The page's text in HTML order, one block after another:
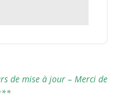
de mise à jour – Merci de